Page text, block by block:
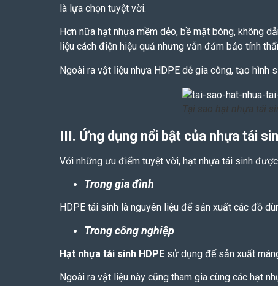
là lựa chọn tuyệt vời.
Hơn nữa hạt nhựa mềm dẻo, bề mặt bóng, không
liệu cách điện hiệu quả nhưng vẫn đảm bảo tính
Ngoài ra vật liệu nhựa HDPE dễ gia công, tạo
Tại sao hạt nhựa tái
III. Ứng dụng nổi bật của nhựa tái
Với những ưu điểm tuyệt vời, hạt nhựa tái sinh
Trong gia đình
HDPE tái sinh là nguyên liệu để sản xuất các đồ
Trong công nghiệp
Hạt nhựa tái sinh HDPE sử dụng để sản xuất
Ngoài ra vật liệu này cũng tham gia cùng các hạt